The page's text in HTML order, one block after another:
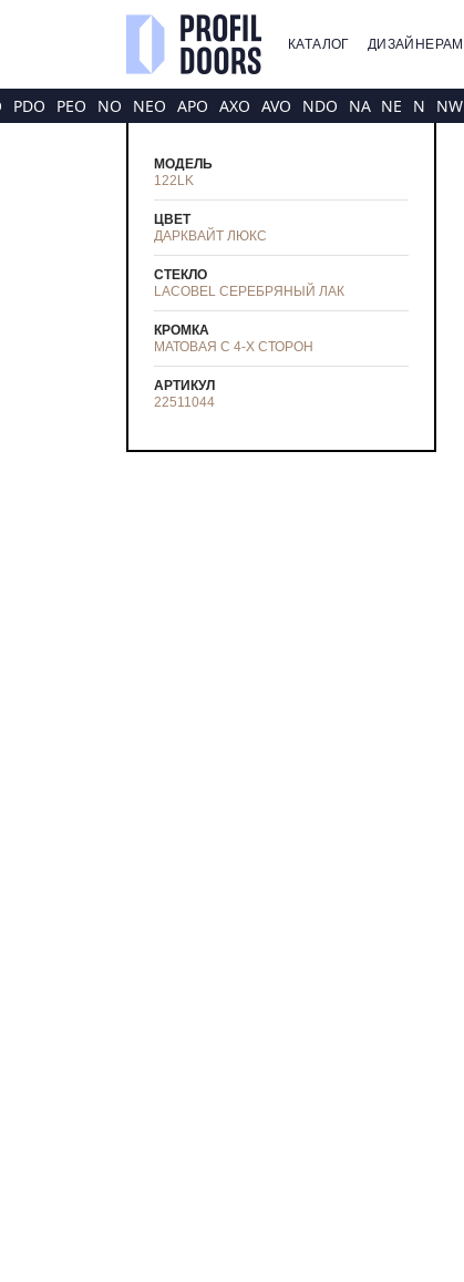
КАТАЛОГ ДИЗАЙНЕРАМ
PDO PEO NO NEO APO AXO AVO NDO NA NE N NW
МОДЕЛЬ
122LK
ЦВЕТ
ДАРКВАЙТ ЛЮКС
СТЕКЛО
LACOBEL СЕРЕБРЯНЫЙ ЛАК
КРОМКА
МАТОВАЯ С 4-Х СТОРОН
АРТИКУЛ
22511044